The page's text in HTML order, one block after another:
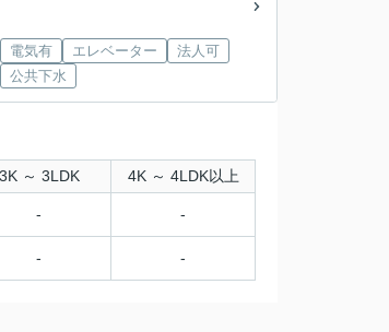
電気有 エレベーター
法人可
公共下水
3K ～ 3LDK 4K ～ 4LDK以上
- -
- -